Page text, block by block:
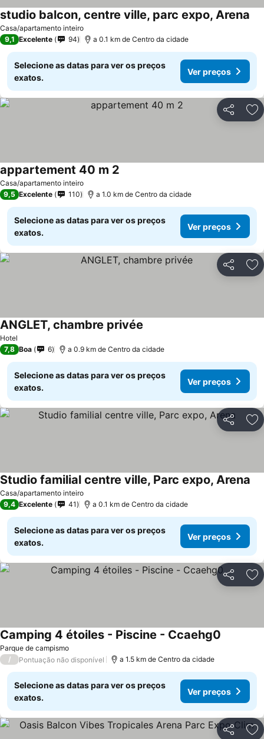
Casa/apartamento inteiro
studio balcon, centre ville, parc expo, Arena
9,1 Excelente 94 a 0.1 km de Centro da cidade
Selecione as datas para ver os preços
exatos.
Ver preços
Partilhar
Casa/apartamento inteiro
appartement 40 m 2
9,5 Excelente 110 a 1.0 km de Centro da cidade
Selecione as datas para ver os preços
exatos.
Ver preços
Partilhar
Hotel
ANGLET, chambre privée
7,8 Boa 6 a 0.9 km de Centro da cidade
Selecione as datas para ver os preços
exatos.
Ver preços
Partilhar
Casa/apartamento inteiro
Studio familial centre ville, Parc expo, Arena
9,4 Excelente 41 a 0.1 km de Centro da cidade
Selecione as datas para ver os preços
exatos.
Ver preços
Partilhar
Parque de campismo
Camping 4 étoiles - Piscine - Ccaehg0
/ Pontuação não disponível a 1.5 km de Centro da cidade
Selecione as datas para ver os preços
exatos.
Ver preços
Partilhar